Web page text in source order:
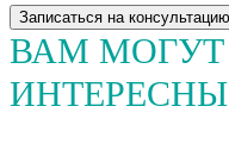
Записаться на консультацию
ВАМ МОГУТ